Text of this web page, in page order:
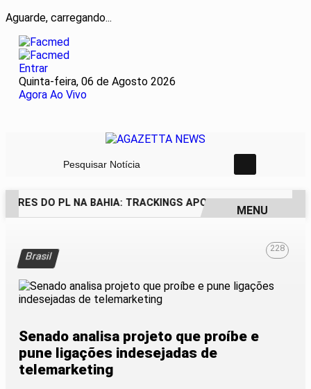
Aguarde, carregando...
Entrar
Quinta-feira, 06 de Agosto 2026
Agora Ao Vivo
Pesquisar Notícia
DO PL NA BAHIA: TRACKINGS APONTAM DRA. RAISSA
MENU
Brasil
228
Senado analisa projeto que proíbe e
pune ligações indesejadas de
telemarketing